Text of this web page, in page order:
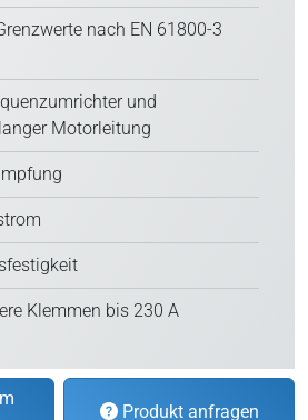
nach EN 61800-3
und
Motorleitung
Klemmen bis 230 A
Produkt anfragen